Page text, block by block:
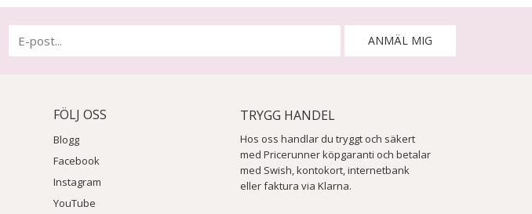
ANMÄL MIG
FÖLJ OSS
Blogg
Facebook
Instagram
YouTube
TRYGG HANDEL
Hos oss handlar du tryggt och säkert
med Pricerunner köpgaranti och betalar
med Swish, kontokort, internetbank
eller faktura via Klarna.